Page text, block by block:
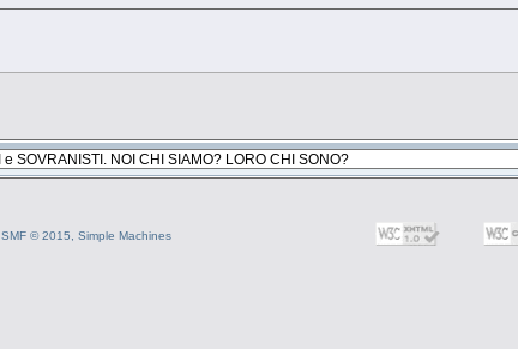
SMF © 2015, Simple Machines